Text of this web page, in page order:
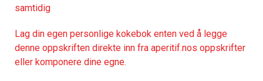
samtidig
Lag din egen personlige kokebok enten ved å legge
denne oppskriften direkte inn fra aperitif.nos oppskrifter
eller komponere dine egne.